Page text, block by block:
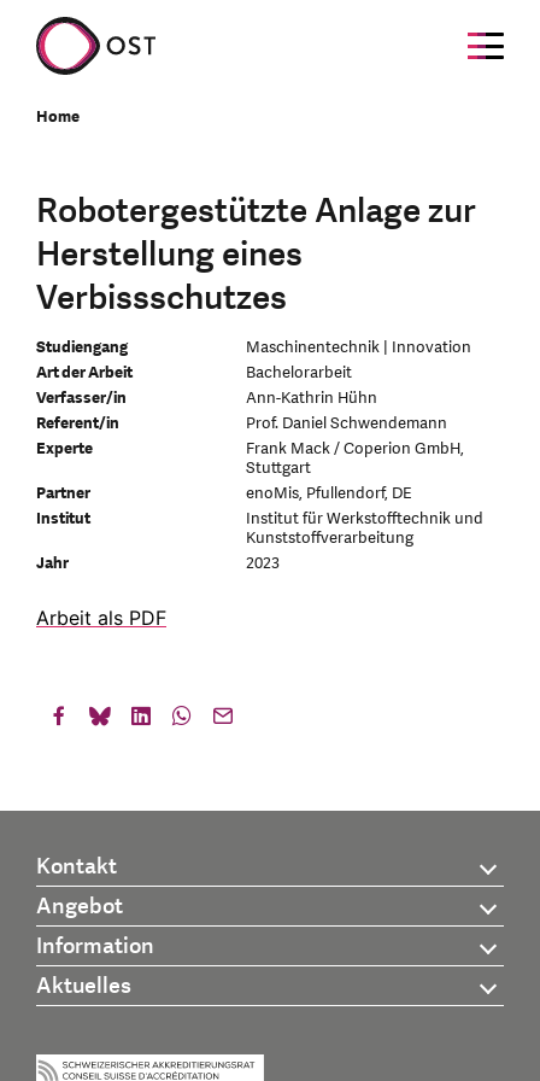
Home
Robotergestützte Anlage zur
Herstellung eines
Verbissschutzes
Studiengang
Maschinentechnik | Innovation
Art der Arbeit
Bachelorarbeit
Verfasser/in
Ann-Kathrin Hühn
Referent/in
Prof. Daniel Schwendemann
Experte
Frank Mack / Coperion GmbH,
Stuttgart
Partner
enoMis, Pfullendorf, DE
Institut
Institut für Werkstofftechnik und
Kunststoffverarbeitung
Jahr
2023
Arbeit als PDF
Kontakt
Angebot
Information
Aktuelles